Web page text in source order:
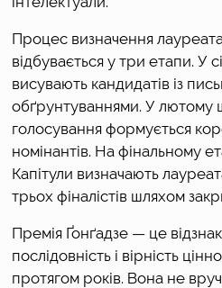
Процес визначення лауреата
відбувається у три етапи. У
висувають кандидатів із
обґрунтуваннями. У лютому
голосування формується
номінантів. На фінальному
Капітули визначають
трьох фіналістів шляхом
Премія Ґонґадзе — це
послідовність і вірність
протягом років. Вона не